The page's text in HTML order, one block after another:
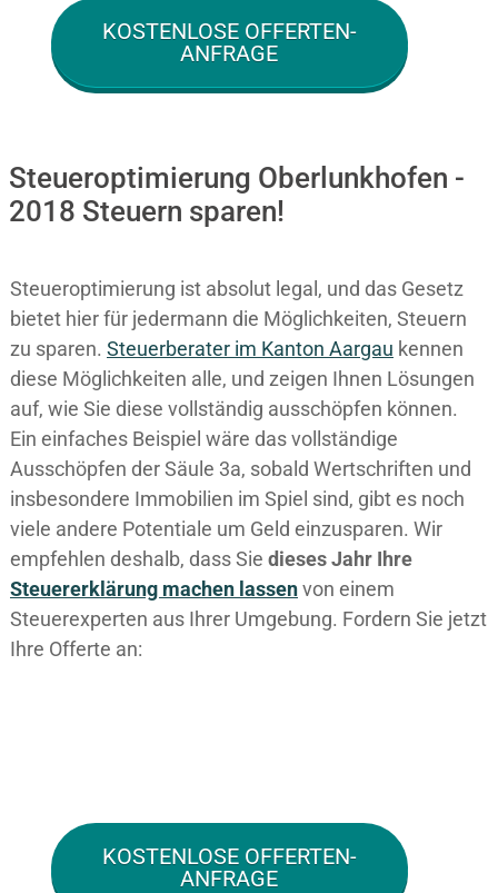
KOSTENLOSE OFFERTEN-
ANFRAGE
Steueroptimierung Oberlunkhofen -
2018 Steuern sparen!
Steueroptimierung ist absolut legal, und das Gesetz
bietet hier für jedermann die Möglichkeiten, Steuern
zu sparen. Steuerberater im K anton Aargau kennen
diese Möglichkeiten alle, und zeigen Ihnen Lösungen
auf, wie Sie diese vollständig ausschöpfen können.
Ein einfaches Beispiel wäre das vollständige
Ausschöpfen der Säule 3a, sobald Wertschriften und
insbesondere Immobilien im Spiel sind, gibt es noch
viele andere Potentiale um Geld einzusparen. Wir
empfehlen deshalb, dass Sie diesesJahr Ihre
Steuererklärung machen lassenvon einem
Steuerexperten aus Ihrer Umgebung. Fordern Sie jetzt
Ihre Offerte an:
KOSTENLOSE OFFERTEN-
ANFRAGE